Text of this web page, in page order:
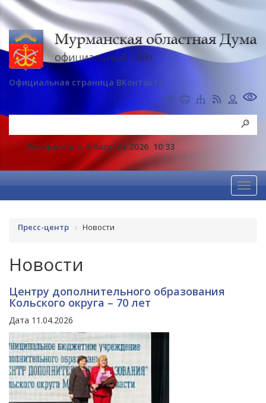
Официальная страница ВКонтакте
Воскресенье, 9 Августа 2026 10:33
Пресс-центр Новости
Новости
Центру дополнительного образования
Кольского округа – 70 лет
Дата 11.04.2026